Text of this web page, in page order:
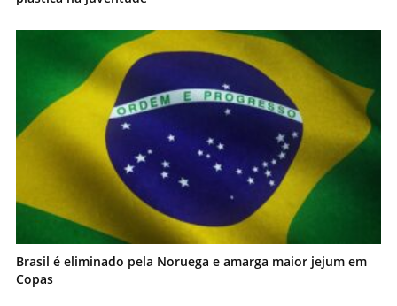
Brasil é eliminado pela Noruega e amarga maior jejum em
Copas